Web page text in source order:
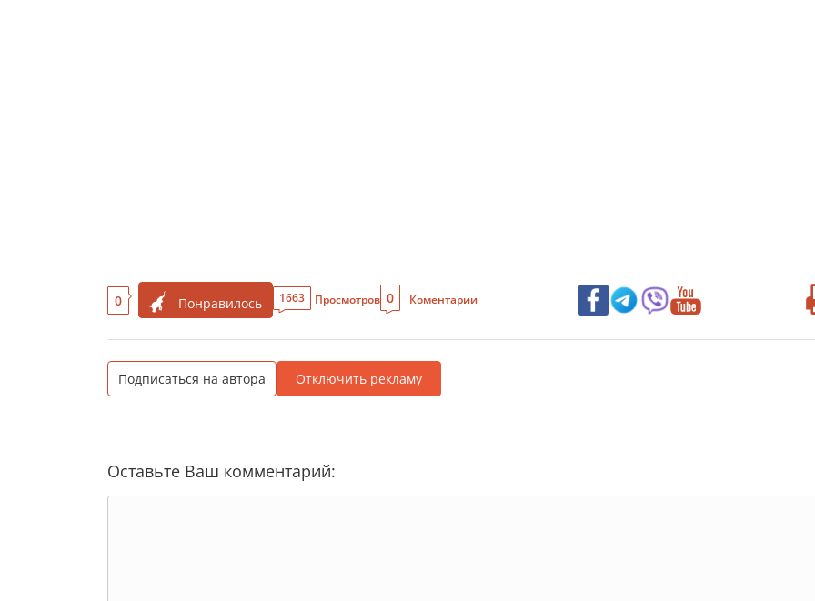
0 Понравилось 1663 Просмотров 0 Коментарии
Подписаться на автора Отключить рекламу
Оставьте Ваш комментарий: